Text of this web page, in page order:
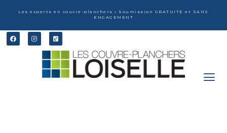
Les experts en couvre-planchers ı Soumission GRATUITE et SANS
ENGAGEMENT